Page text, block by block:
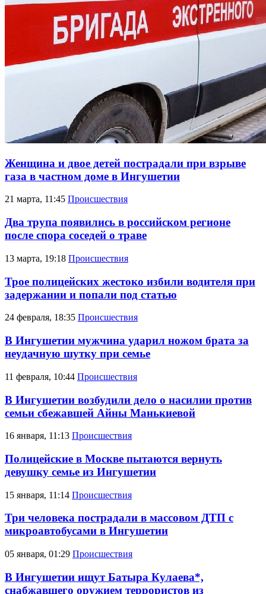
Женщина и двое детей пострадали при взрыве
газа в частном доме в Ингушетии
21 марта, 11:45 Происшествия
Два трупа появились в российском регионе
после спора соседей о траве
13 марта, 19:18 Происшествия
Трое полицейских жестоко избили водителя при
задержании и попали под статью
24 февраля, 18:35 Происшествия
В Ингушетии мужчина ударил ножом брата за
неудачную шутку при семье
11 февраля, 10:44 Происшествия
В Ингушетии возбудили дело о насилии против
семьи сбежавшей Айны Манькиевой
16 января, 11:13 Происшествия
Полицейские в Москве пытаются вернуть
девушку семье из Ингушетии
15 января, 11:14 Происшествия
Три человека пострадали в массовом ДТП с
микроавтобусами в Ингушетии
05 января, 01:29 Происшествия
В Ингушетии ищут Батыра Кулаева*,
снабжавшего оружием террористов из